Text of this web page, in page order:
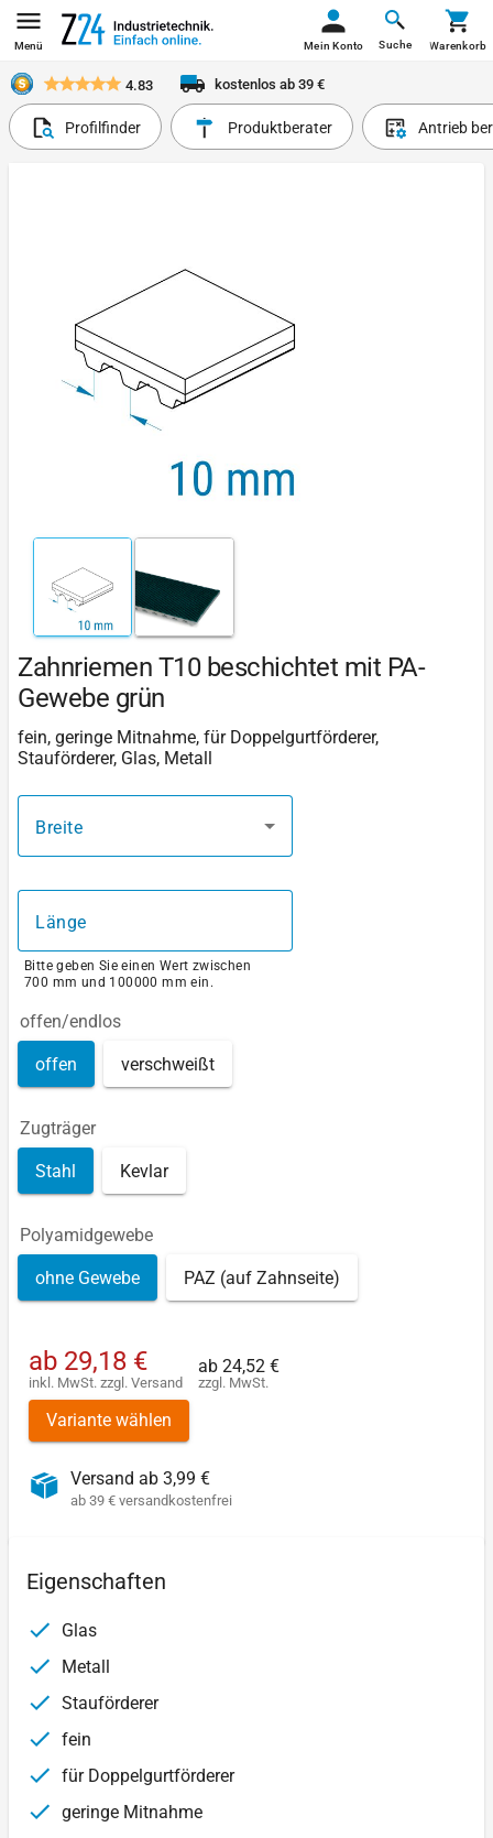
Menü Suche
Mein Konto Warenkorb
4.83 kostenlos ab 39 €
Profilfinder Produktberater Antrieb
Zahnriemen T10 beschichtet mit PA-
Gewebe grün
fein, geringe Mitnahme, für Doppelgurtförderer,
Stauförderer, Glas, Metall
Breite
Länge
Bitte geben Sie einen Wert zwischen
700 mm und 100000 mm ein.
offen/endlos
offen verschweißt
Zugträger
Stahl Kevlar
Polyamidgewebe
ohne Gewebe PAZ (auf Zahnseite)
ab 29,18 €
inkl. MwSt. zzgl. Versand
ab 24,52 €
zzgl. MwSt.
Variante wählen
Versand ab 3,99 €
ab 39 € versandkostenfrei
Eigenschaften
Glas
Metall
Stauförderer
fein
für Doppelgurtförderer
geringe Mitnahme